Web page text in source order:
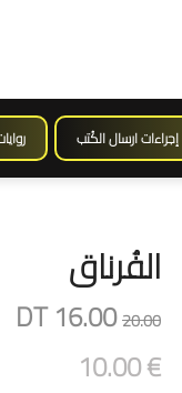
إجراءات ارسال الكُتب
الفُرناق
DT 16.0020.00
10.00 €